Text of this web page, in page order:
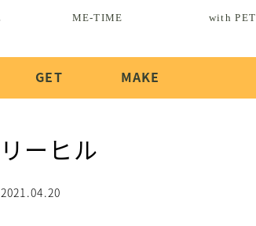
ME-TIME with PET
GET MAKE
ーヒル
2021.04.20